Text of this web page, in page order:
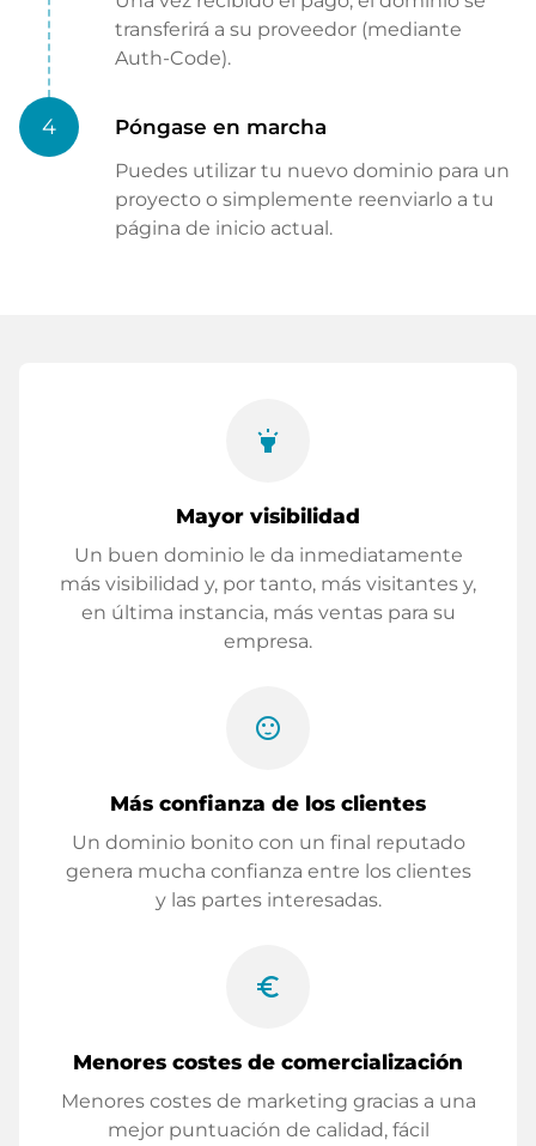
transferirá a su proveedor (mediante
Auth-Code).
4 Póngase en marcha
Puedes utilizar tu nuevo dominio para un
proyecto o simplemente reenviarlo a tu
página de inicio actual.
highlight
Mayor visibilidad
Un buen dominio le da inmediatamente
más visibilidad y, por tanto, más visitantes y,
en última instancia, más ventas para su
empresa.
sentiment_satisfied
Más confianza de los clientes
Un dominio bonito con un final reputado
genera mucha confianza entre los clientes
y las partes interesadas.
euro_symbol
Menores costes de comercialización
Menores costes de marketing gracias a una
mejor puntuación de calidad, fácil